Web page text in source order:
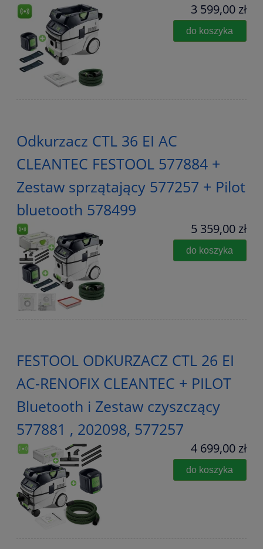
3 599,00 zł
do koszyka
Odkurzacz CTL 36 EI AC
CLEANTEC FESTOOL 577884 +
Zestaw sprzątający 577257 + Pilot
bluetooth 578499
5 359,00 zł
do koszyka
FESTOOL ODKURZACZ CTL 26 EI
AC-RENOFIX CLEANTEC + PILOT
Bluetooth i Zestaw czyszczący
577881 , 202098, 577257
4 699,00 zł
do koszyka